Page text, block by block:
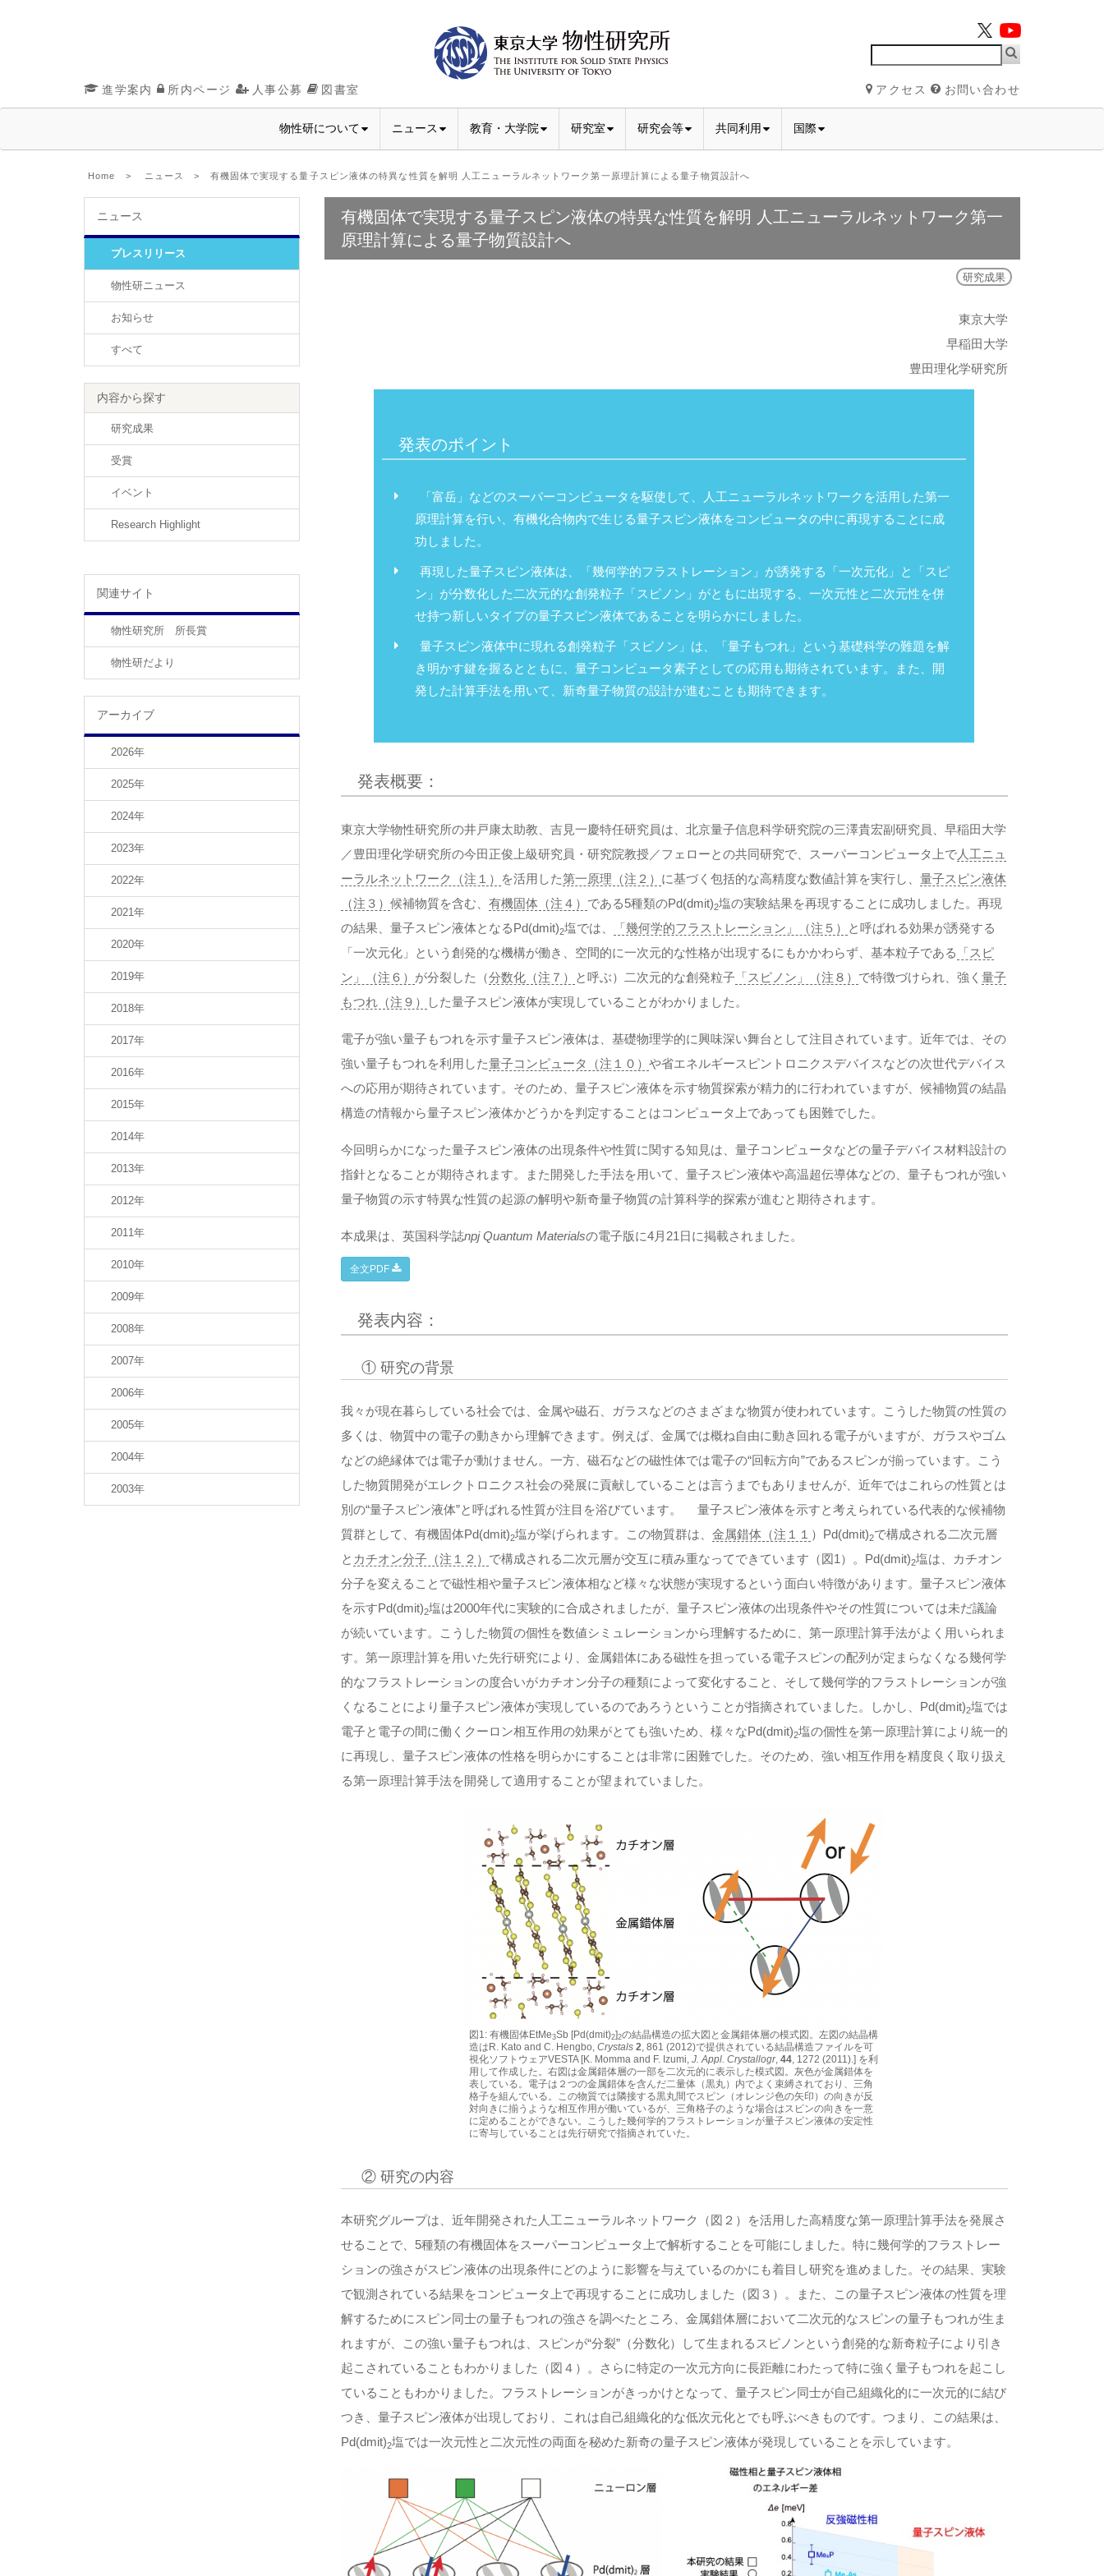
進学案内 所内ページ 人事公募 図書室 アクセス お問い合わせ
物性研について ニュース 教育・大学院 研究室 研究会等 共同利用 国際
Home > ニュース > 有機固体で実現する量子スピン液体の特異な性質を解明 人工ニューラルネットワーク第一原理計算による量子物質設計へ
ニュース
プレスリリース
物性研ニュース
お知らせ
すべて
内容から探す
研究成果
受賞
イベント
Research Highlight
関連サイト
物性研究所 所長賞
物性研だより
アーカイブ
2026年
2025年
2024年
2023年
2022年
2021年
2020年
2019年
2018年
2017年
2016年
2015年
2014年
2013年
2012年
2011年
2010年
2009年
2008年
2007年
2006年
2005年
2004年
2003年
有機固体で実現する量子スピン液体の特異な性質を解明 人工ニューラルネットワーク第一
原理計算による量子物質設計へ
研究成果
東京大学
早稲田大学
豊田理化学研究所
発表のポイント
「富岳」などのスーパーコンピュータを駆使して、人工ニューラルネットワークを活用した第一
原理計算を行い、有機化合物内で生じる量子スピン液体をコンピュータの中に再現することに成
功しました。
再現した量子スピン液体は、「幾何学的フラストレーション」が誘発する「一次元化」と「スピ
ン」が分数化した二次元的な創発粒子「スピノン」がともに出現する、一次元性と二次元性を併
せ持つ新しいタイプの量子スピン液体であることを明らかにしました。
量子スピン液体中に現れる創発粒子「スピノン」は、「量子もつれ」という基礎科学の難題を解
き明かす鍵を握るとともに、量子コンピュータ素子としての応用も期待されています。また、開
発した計算手法を用いて、新奇量子物質の設計が進むことも期待できます。
発表概要：
東京大学物性研究所の井戸康太助教、吉見一慶特任研究員は、北京量子信息科学研究院の三澤貴宏副研究員、早稲田大学
／豊田理化学研究所の今田正俊上級研究員・研究院教授／フェローとの共同研究で、スーパーコンピュータ上で人工ニュ
ーラルネットワーク（注１）
を活用した第一原理（注２） に基づく包括的な高精度な数値計算を実行し、 量子スピン液体
（注３） 候補物質を含む、 有機固体（注４） である5種類のPd(dmit)2塩の実験結果を再現することに成功しました。再現
の結果、量子スピン液体となるPd(dmit)2塩では、 「幾何学的フラストレーション」（注５）
と呼ばれる効果が誘発する
「一次元化」という創発的な機構が働き、空間的に一次元的な性格が出現するにもかかわらず、基本粒子である 「スピ
ン」（注６） が分裂した（分数化（注７） と呼ぶ）二次元的な創発粒子「スピノン」（注８） で特徴づけられ、強く 量子
もつれ（注９）
した量子スピン液体が実現していることがわかりました。
電子が強い量子もつれを示す量子スピン液体は、基礎物理学的に興味深い舞台として注目されています。近年では、その
強い量子もつれを利用した量子コンピュータ（注１０） や省エネルギースピントロニクスデバイスなどの次世代デバイス
への応用が期待されています。そのため、量子スピン液体を示す物質探索が精力的に行われていますが、候補物質の結晶
構造の情報から量子スピン液体かどうかを判定することはコンピュータ上であっても困難でした。
今回明らかになった量子スピン液体の出現条件や性質に関する知見は、量子コンピュータなどの量子デバイス材料設計の
指針となることが期待されます。また開発した手法を用いて、量子スピン液体や高温超伝導体などの、量子もつれが強い
量子物質の示す特異な性質の起源の解明や新奇量子物質の計算科学的探索が進むと期待されます。
本成果は、英国科学誌npj Quantum Materialsの電子版に4月21日に掲載されました。
全文PDF
発表内容：
① 研究の背景
我々が現在暮らしている社会では、金属や磁石、ガラスなどのさまざまな物質が使われています。こうした物質の性質の
多くは、物質中の電子の動きから理解できます。例えば、金属では概ね自由に動き回れる電子がいますが、ガラスやゴム
などの絶縁体では電子が動けません。一方、磁石などの磁性体では電子の“回転方向”であるスピンが揃っています。こう
した物質開発がエレクトロニクス社会の発展に貢献していることは言うまでもありませんが、近年ではこれらの性質とは
別の“量子スピン液体”と呼ばれる性質が注目を浴びています。 量子スピン液体を示すと考えられている代表的な候補物
質群として、有機固体Pd(dmit)2塩が挙げられます。この物質群は、 金属錯体（注１１ ）Pd(dmit)2で構成される二次元層
と カチオン分子（注１２） で構成される二次元層が交互に積み重なってできています（図1）。Pd(dmit)2塩は、カチオン
分子を変えることで磁性相や量子スピン液体相など様々な状態が実現するという面白い特徴があります。量子スピン液体
を示すPd(dmit)2塩は2000年代に実験的に合成されましたが、量子スピン液体の出現条件やその性質については未だ議論
が続いています。こうした物質の個性を数値シミュレーションから理解するために、第一原理計算手法がよく用いられま
す。第一原理計算を用いた先行研究により、金属錯体にある磁性を担っている電子スピンの配列が定まらなくなる幾何学
的なフラストレーションの度合いがカチオン分子の種類によって変化すること、そして幾何学的フラストレーションが強
くなることにより量子スピン液体が実現しているのであろうということが指摘されていました。しかし、Pd(dmit)2塩では
電子と電子の間に働くクーロン相互作用の効果がとても強いため、様々なPd(dmit)2塩の個性を第一原理計算により統一的
に再現し、量子スピン液体の性格を明らかにすることは非常に困難でした。そのため、強い相互作用を精度良く取り扱え
る第一原理計算手法を開発して適用することが望まれていました。
図1: 有機固体EtMe3Sb [Pd(dmit)2]2の結晶構造の拡大図と金属錯体層の模式図。左図の結晶構
造はR. Kato and C. Hengbo, Crystals 2 , 861 (2012)で提供されている結晶構造ファイルを可
視化ソフトウェアVESTA [K. Momma and F. Izumi, J. Appl. Crystallogr, 44, 1272 (2011).] を利
用して作成した。右図は金属錯体層の一部を二次元的に表示した模式図。灰色が金属錯体を
表している。電子は２つの金属錯体を含んだ二量体（黒丸）内でよく束縛されており、三角
格子を組んでいる。この物質では隣接する黒丸間でスピン（オレンジ色の矢印）の向きが反
対向きに揃うような相互作用が働いているが、三角格子のような場合はスピンの向きを一意
に定めることができない。こうした幾何学的フラストレーションが量子スピン液体の安定性
に寄与していることは先行研究で指摘されていた。
② 研究の内容
本研究グループは、近年開発された人工ニューラルネットワーク（図２）を活用した高精度な第一原理計算手法を発展さ
せることで、5種類の有機固体をスーパーコンピュータ上で解析することを可能にしました。特に幾何学的フラストレー
ションの強さがスピン液体の出現条件にどのように影響を与えているのかにも着目し研究を進めました。その結果、実験
で観測されている結果をコンピュータ上で再現することに成功しました（図３）。また、この量子スピン液体の性質を理
解するためにスピン同士の量子もつれの強さを調べたところ、金属錯体層において二次元的なスピンの量子もつれが生ま
れますが、この強い量子もつれは、スピンが“分裂”（分数化）して生まれるスピノンという創発的な新奇粒子により引き
起こされていることもわかりました（図４）。さらに特定の一次元方向に長距離にわたって特に強く量子もつれを起こし
ていることもわかりました。フラストレーションがきっかけとなって、量子スピン同士が自己組織化的に一次元的に結び
つき、量子スピン液体が出現しており、これは自己組織化的な低次元化とでも呼ぶべきものです。つまり、この結果は、
Pd(dmit)2塩では一次元性と二次元性の両面を秘めた新奇の量子スピン液体が発現していることを示しています。